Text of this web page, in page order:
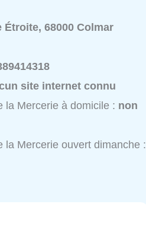
Étroite, 68000 Colmar
site internet connu
la Mercerie à domicile : non
la Mercerie ouvert dimanche :